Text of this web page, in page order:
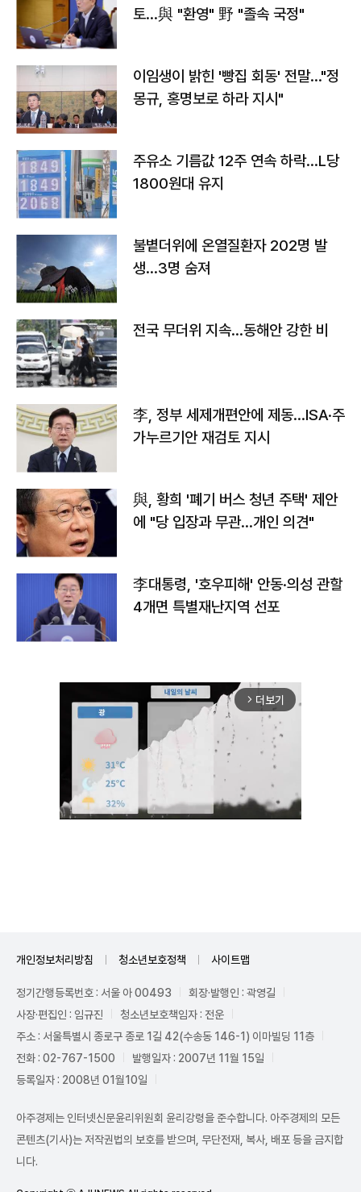
토…與 "환영" 野 "졸속 국정"
이임생이 밝힌 '빵집 회동' 전말…"정
몽규, 홍명보로 하라 지시"
주유소 기름값 12주 연속 하락…L당
1800원대 유지
불볕더위에 온열질환자 202명 발
생…3명 숨져
전국 무더위 지속…동해안 강한 비
李, 정부 세제개편안에 제동…ISA·주
가누르기안 재검토 지시
與, 황희 '폐기 버스 청년 주택' 제안
에 "당 입장과 무관…개인 의견"
李대통령, '호우피해' 안동·의성 관할
4개면 특별재난지역 선포
arrow_forward_ios 더보기
개인정보처리방침 청소년보호정책 사이트맵
정기간행등록번호 : 서울 아 00493
회장·발행인 : 곽영길
사장·편집인 : 임규진
청소년보호책임자 : 전운
주소 : 서울특별시 종로구 종로 1길 42(수송동 146-1) 이마빌딩 11층
전화 : 02-767-1500
발행일자 : 2007년 11월 15일
등록일자 : 2008년 01월10일
아주경제는 인터넷신문윤리위원회 윤리강령을 준수합니다. 아주경제의 모든
콘텐츠(기사)는 저작권법의 보호를 받으며, 무단전재, 복사, 배포 등을 금지합
니다.